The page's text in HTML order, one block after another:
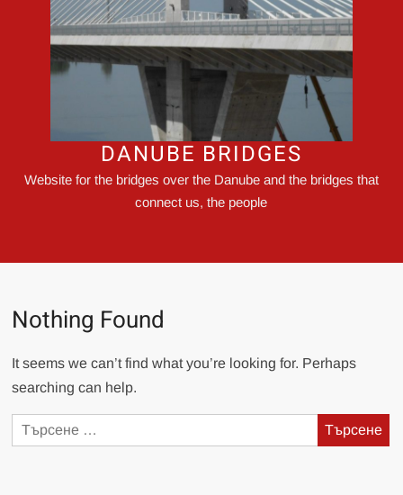
DANUBE BRIDGES
Website for the bridges over the Danube and the bridges that
connect us, the people
Nothing Found
It seems we can’t find what you’re looking for. Perhaps
searching can help.
Търсене
за: